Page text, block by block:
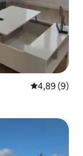
4,89 de uma
4,89 (9)